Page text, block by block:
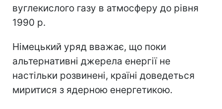
вуглекислого газу в атмосферу до рівня
1990 р.
Німецький уряд вважає, що поки
альтернативні джерела енергії не
настільки розвинені, країні доведеться
миритися з ядерною енергетикою.